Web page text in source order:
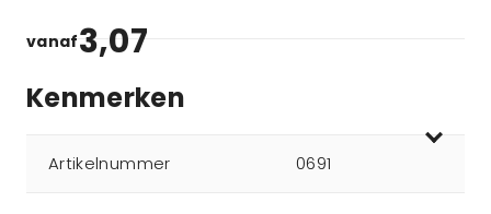
vanaf3,07
Kenmerken
Artikelnummer 0691